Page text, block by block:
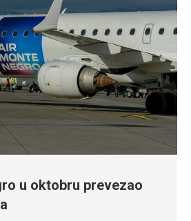
u oktobru prevezao